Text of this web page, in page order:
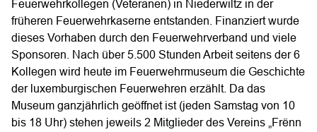
Feuerwehrkollegen (Veteranen) in Niederwiltz in der
früheren Feuerwehrkaserne entstanden. Finanziert wurde
dieses Vorhaben durch den Feuerwehrverband und viele
Sponsoren. Nach über 5.500 Stunden Arbeit seitens der 6
Kollegen wird heute im Feuerwehrmuseum die Geschichte
der luxemburgischen Feuerwehren erzählt. Da das
Museum ganzjährlich geöffnet ist (jeden Samstag von 10
bis 18 Uhr) stehen jeweils 2 Mitglieder des Vereins „Frënn